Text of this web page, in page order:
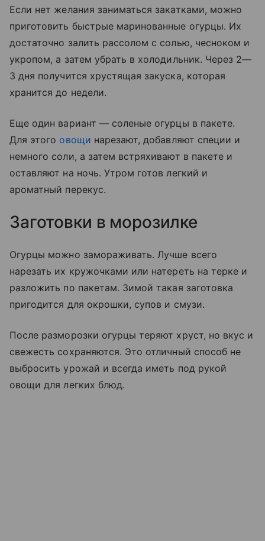
Если нет желания заниматься закатками, можно
приготовить быстрые маринованные огурцы. Их
достаточно залить рассолом с солью, чесноком и
укропом, а затем убрать в холодильник. Через 2—
3 дня получится хрустящая закуска, которая
хранится до недели.
Еще один вариант — соленые огурцы в пакете.
Для этого овощи нарезают, добавляют специи и
немного соли, а затем встряхивают в пакете и
оставляют на ночь. Утром готов легкий и
ароматный перекус.
Заготовки в морозилке
Огурцы можно замораживать. Лучше всего
нарезать их кружочками или натереть на терке и
разложить по пакетам. Зимой такая заготовка
пригодится для окрошки, супов и смузи.
После разморозки огурцы теряют хруст, но вкус и
свежесть сохраняются. Это отличный способ не
выбросить урожай и всегда иметь под рукой
овощи для легких блюд.